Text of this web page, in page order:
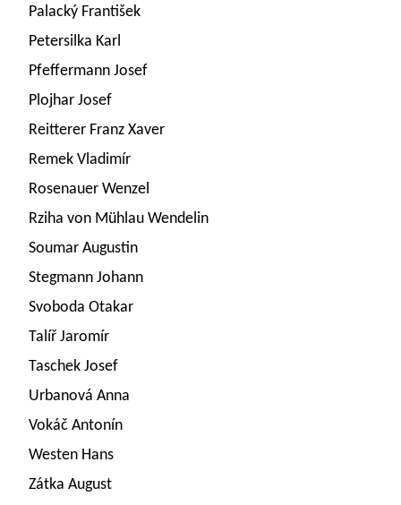
Palacký František
Petersilka Karl
Pfeffermann Josef
Plojhar Josef
Reitterer Franz Xaver
Remek Vladimír
Rosenauer Wenzel
Rziha von Mühlau Wendelin
Soumar Augustin
Stegmann Johann
Svoboda Otakar
Talíř Jaromír
Taschek Josef
Urbanová Anna
Vokáč Antonín
Westen Hans
Zátka August